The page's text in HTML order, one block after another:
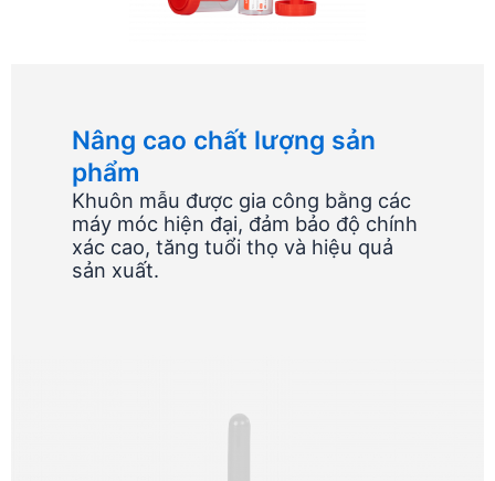
Nâng cao chất lượng sản
phẩm
Khuôn mẫu được gia công bằng các
máy móc hiện đại, đảm bảo độ chính
xác cao, tăng tuổi thọ và hiệu quả
sản xuất.